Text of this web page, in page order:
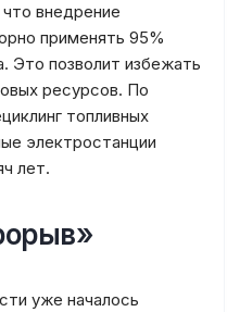
внедрение
применять 95%
Это позволит избежать
ресурсов. По
топливных
электростанции
лет.
уже началось